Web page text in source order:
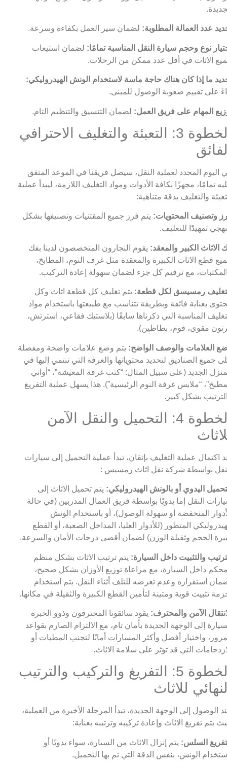
عدد العمالة المطلوبة: لضمان سير العمل بكفاءة وسرعة.
نوع وحجم سيارة النقل المناسبة تمامًا: لضمان استيعاب
الاثاث في أقل عدد ممكن من الرحلات.
ما إذا كان هناك حاجة ماسة لاستخدام الونش الهيدروليكي:
على تقييم صعوبة الوصول للمبنى.
المهام على فريق العمل: لضمان التنسيق والتنظيم التام.
الخطوة 3: التعبئة والتغليف الاحترافي
اليوم المحدد لعملية النقل، سيصل فريقنا في الموعد المتفق
تمامًا، مجهزًا بكافة الأدوات ومواد التغليف اللازمة، ليبدأ عملية
والتغليف بدقة متناهية:
وتصنيف المحتويات: يتم فرز جميع المقتنيات وتصنيفها بشكل
تمهيدًا للتغليف.
الاثاث الكبير والمعقد: يقوم النجارون المتخصصون لدينا بفك
قطع الاثاث الكبيرة والمعقدة مثل غرف النوم، المطابخ،
مع ترقيم كل جزء لضمان سهولة إعادة التركيب.
رمسيسق لكل قطعة: يتم تغليف كل قطعة اثاث وكل
بعناية فائقة وبطريقة تتناسب مع طبيعتها باستخدام مواد
المناسبة التي ذكرناها سابقًا (بلاستيك فقاعي، استرتش،
مقوى، فوم، بطاطين).
العلامات والوصف الواضح: يتم وضع علامات واضحة ومفصلة
جميع الصناديق لتحديد محتوياتها والغرفة التي تنتمي إليها في
الجديد (على سبيل المثال: “كتب غرفة المعيشة”، “أواني
“ملابس غرفة النوم الرئيسية”). هذا يسهل عملية التفريغ
بشكل كبير.
الخطوة 4: التحميل والنقل الآمن
اكتمال عملية التغليف بإتقان، تبدأ عملية التحميل إلى سيارات
بواسطة شركة نقل اثاث رمسيس :
اليدوي أو بالونش الهيدروليكي: يتم تحميل الاثاث إلى
النقل إما يدويًا بواسطة فريق العمال المدربين (في حالة
المنخفضة أو سهولة الوصول)، أو باستخدام الونش
المتطور (للأدوار العليا، المداخل الصعبة، أو القطع
الحجم وثقيلة الوزن) لضمان أقصى درجات الأمان والسرعة.
والتثبيت داخل السيارة: يتم ترتيب الاثاث بشكل منظم
داخل السيارة، مع مراعاة توزيع الأوزان بشكل صحيح،
استقراره وعدم تعرضه للتلف أثناء النقل. يتم استخدام
تثبيت قوية ومتينة لتأمين القطع الكبيرة والثقيلة في مكانها.
الآمن والمحترف: يقود سائقونا المحترفون وذوو الخبرة
إلى الوجهة الجديدة بأمان تام، مع الالتزام الصارم بقواعد
واختيار أفضل وأكثر المسارات أمانًا لتجنب المطبات أو
التي قد تؤثر على سلامة الاثاث.
الخطوة 5: التفريغ والتركيب والترتيب
للاثاث
الوصول إلى الوجهة الجديدة، تبدأ المرحلة الأخيرة من العملية،
يتم تفريغ الاثاث وإعادة تركيبه وترتيبه بعناية:
السلس: يتم إنزال الاثاث من السيارة، سواء يدويًا أو
الونش، بنفس الدقة التي تم بها التحميل.